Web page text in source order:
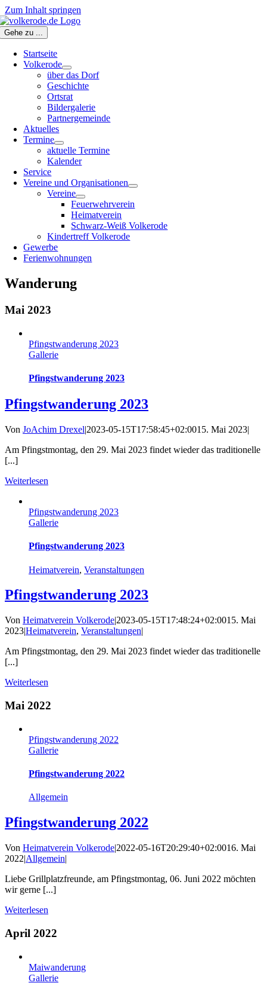
Zum Inhalt springen
Gehe zu ...
Startseite
Volkerode
über das Dorf
Geschichte
Ortsrat
Bildergalerie
Partnergemeinde
Aktuelles
Termine
aktuelle Termine
Kalender
Service
Vereine und Organisationen
Vereine
Feuerwehrverein
Heimatverein
Schwarz-Weiß Volkerode
Kindertreff Volkerode
Gewerbe
Ferienwohnungen
Wanderung
Mai 2023
Pfingstwanderung 2023
Gallerie
Pfingstwanderung 2023
Pfingstwanderung 2023
Von JoAchim Drexel|2023-05-15T17:58:45+02:0015. Mai 2023|
Am Pfingstmontag, den 29. Mai 2023 findet wieder das traditionelle
[...]
Weiterlesen
Pfingstwanderung 2023
Gallerie
Pfingstwanderung 2023
Heimatverein, Veranstaltungen
Pfingstwanderung 2023
Von Heimatverein Volkerode|2023-05-15T17:48:24+02:0015. Mai
2023|Heimatverein, Veranstaltungen|
Am Pfingstmontag, den 29. Mai 2023 findet wieder das traditionelle
[...]
Weiterlesen
Mai 2022
Pfingstwanderung 2022
Gallerie
Pfingstwanderung 2022
Allgemein
Pfingstwanderung 2022
Von Heimatverein Volkerode|2022-05-16T20:29:40+02:0016. Mai
2022|Allgemein|
Liebe Grillplatzfreunde, am Pfingstmontag, 06. Juni 2022 möchten
wir gerne [...]
Weiterlesen
April 2022
Maiwanderung
Gallerie